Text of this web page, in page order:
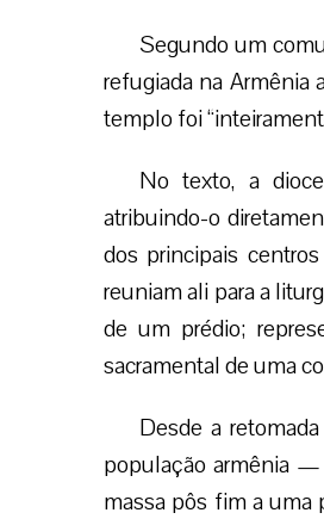
Segundo um
refugiada na
templo foi
No texto, a
atribuindo-o
dos principais
reuniam ali para a
de um prédio;
sacramental de uma
Desde a
população armênia
massa pôs fim a uma